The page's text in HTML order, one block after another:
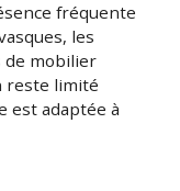
fréquente
les
de mobilier
reste limité
est adaptée à